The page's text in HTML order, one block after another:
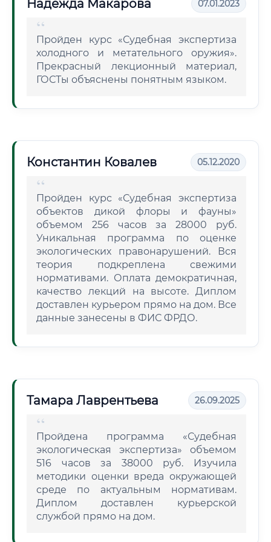
Надежда Макарова 07.01.2023
Пройден курс «Судебная экспертиза
холодного и метательного оружия».
Прекрасный лекционный материал,
ГОСТы объяснены понятным языком.
Константин Ковалев 05.12.2020
Пройден курс «Судебная экспертиза
объектов дикой флоры и фауны»
объемом 256 часов за 28000 руб.
Уникальная программа по оценке
экологических правонарушений. Вся
теория подкреплена свежими
нормативами. Оплата демократичная,
качество лекций на высоте. Диплом
доставлен курьером прямо на дом. Все
данные занесены в ФИС ФРДО.
Тамара Лаврентьева 26.09.2025
Пройдена программа «Судебная
экологическая экспертиза» объемом
516 часов за 38000 руб. Изучила
методики оценки вреда окружающей
среде по актуальным нормативам.
Диплом доставлен курьерской
службой прямо на дом.